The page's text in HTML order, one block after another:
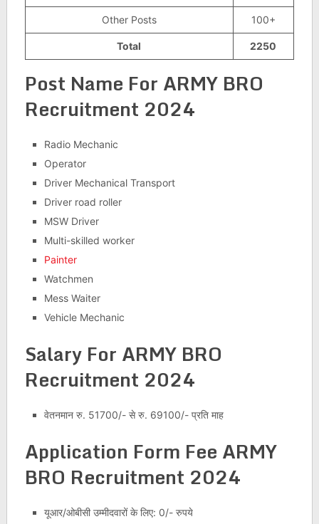
Other Posts 100+
Total 2250
Post Name For ARMY BRO
Recruitment 2024
Radio Mechanic
Operator
Driver Mechanical Transport
Driver road roller
MSW Driver
Multi-skilled worker
Painter
Watchmen
Mess Waiter
Vehicle Mechanic
Salary For ARMY BRO
Recruitment 2024
वेतनमान रु. 51700/- से रु. 69100/- प्रति माह
Application Form Fee ARMY
BRO Recruitment 2024
यूआर/ओबीसी उम्मीदवारों के लिए: 0/- रुपये